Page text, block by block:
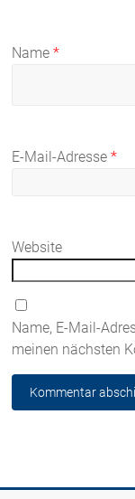
Name*
E-Mail-Adresse*
Website
Name, E-Mail-
meinen nächsten